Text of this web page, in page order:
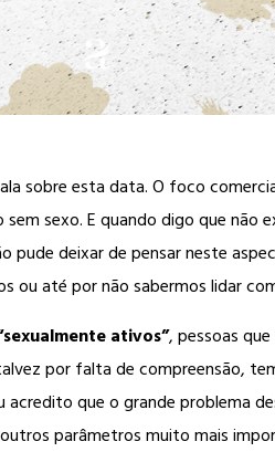
sobre esta data. O foco
sexo. E quando digo que não
pude deixar de pensar neste
ou até por não sabermos lidar
ativos”, pessoas
por falta de compreensão,
que o grande problema
parâmetros muito mais